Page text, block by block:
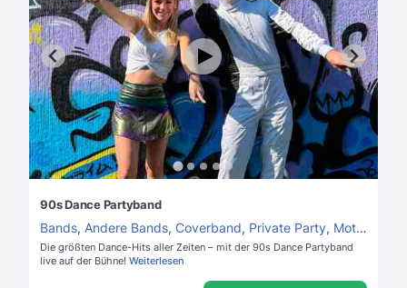
90s Dance Partyband
Bands, Andere Bands, Coverband, Private Party, Mottoparty
Die größten Dance-Hits aller Zeiten – mit der 90s Dance Partyband
live auf der Bühne! Weiterlesen